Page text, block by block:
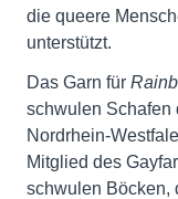
die queere
unterstützt.
Das Garn für
schwulen Schafen
Nordrhein-
Mitglied des
schwulen Böcken,